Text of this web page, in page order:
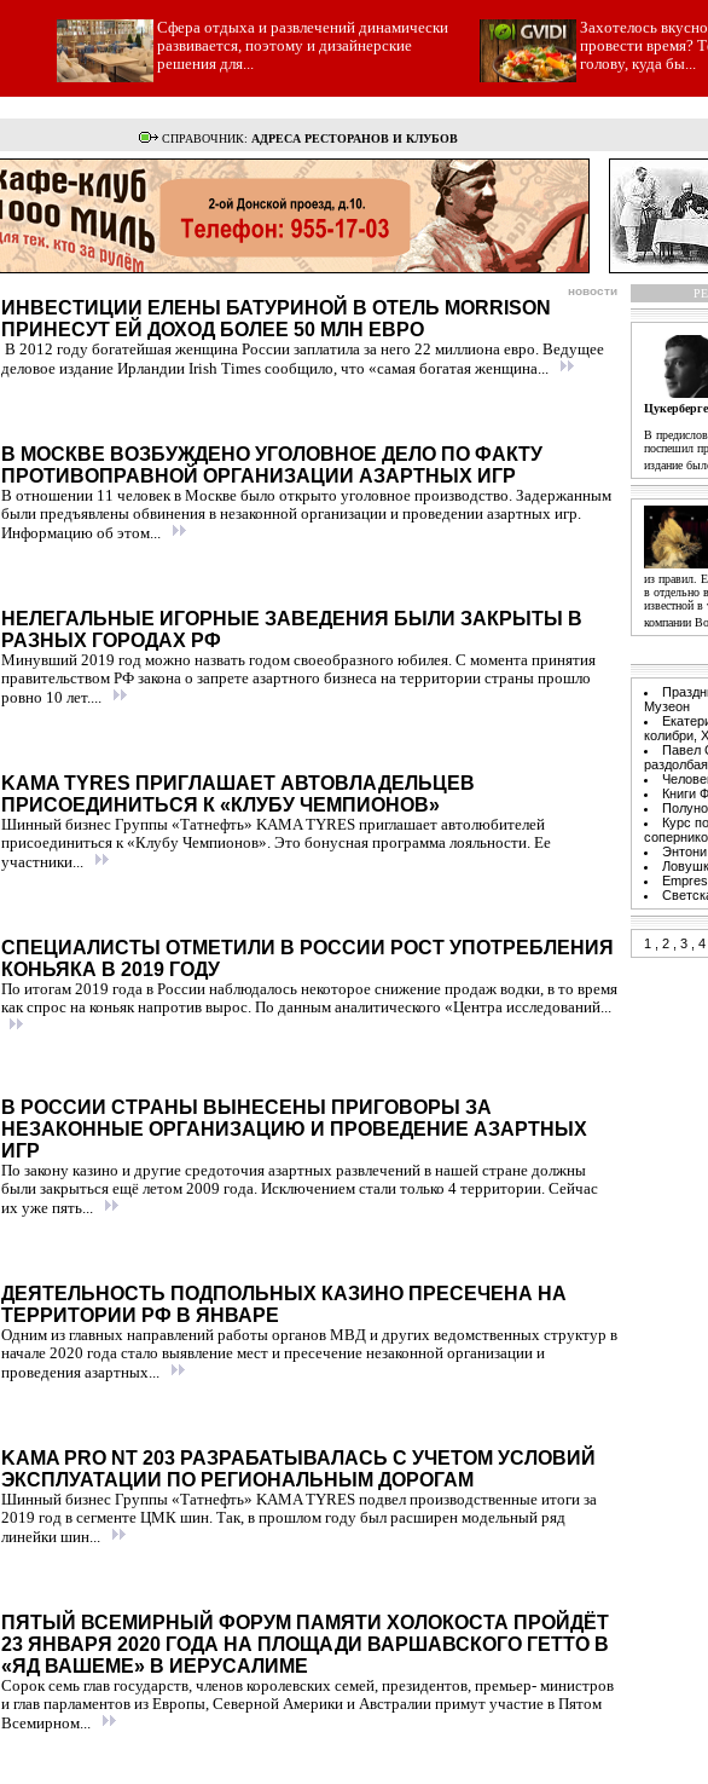
Cфера отдыха и развлечений динамически
развивается, поэтому и дизайнерские
решения для...
Захотелось
провести время?
голову, куда бы...
СПРАВОЧНИК: АДРЕСА РЕСТОРАНОВ И КЛУБОВ
новости
ИНВЕСТИЦИИ ЕЛЕНЫ БАТУРИНОЙ В ОТЕЛЬ MORRISON
ПРИНЕСУТ ЕЙ ДОХОД БОЛЕЕ 50 МЛН ЕВРО
В 2012 году богатейшая женщина России заплатила за него 22 миллиона евро. Ведущее
деловое издание Ирландии Irish Times сообщило, что «самая богатая женщина...
В МОСКВЕ ВОЗБУЖДЕНО УГОЛОВНОЕ ДЕЛО ПО ФАКТУ
ПРОТИВОПРАВНОЙ ОРГАНИЗАЦИИ АЗАРТНЫХ ИГР
В отношении 11 человек в Москве было открыто уголовное производство. Задержанным
были предъявлены обвинения в незаконной организации и проведении азартных игр.
Информацию об этом...
НЕЛЕГАЛЬНЫЕ ИГОРНЫЕ ЗАВЕДЕНИЯ БЫЛИ ЗАКРЫТЫ В
РАЗНЫХ ГОРОДАХ РФ
Минувший 2019 год можно назвать годом своеобразного юбилея. С момента принятия
правительством РФ закона о запрете азартного бизнеса на территории страны прошло
ровно 10 лет....
KAMA TYRES ПРИГЛАШАЕТ АВТОВЛАДЕЛЬЦЕВ
ПРИСОЕДИНИТЬСЯ К «КЛУБУ ЧЕМПИОНОВ»
Шинный бизнес Группы «Татнефть» KAMA TYRES приглашает автолюбителей
присоединиться к «Клубу Чемпионов». Это бонусная программа лояльности. Ее
участники...
СПЕЦИАЛИСТЫ ОТМЕТИЛИ В РОССИИ РОСТ УПОТРЕБЛЕНИЯ
КОНЬЯКА В 2019 ГОДУ
По итогам 2019 года в России наблюдалось некоторое снижение продаж водки, в то время
как спрос на коньяк напротив вырос. По данным аналитического «Центра исследований...
В РОССИИ СТРАНЫ ВЫНЕСЕНЫ ПРИГОВОРЫ ЗА
НЕЗАКОННЫЕ ОРГАНИЗАЦИЮ И ПРОВЕДЕНИЕ АЗАРТНЫХ
ИГР
По закону казино и другие средоточия азартных развлечений в нашей стране должны
были закрыться ещё летом 2009 года. Исключением стали только 4 территории. Сейчас
их уже пять...
ДЕЯТЕЛЬНОСТЬ ПОДПОЛЬНЫХ КАЗИНО ПРЕСЕЧЕНА НА
ТЕРРИТОРИИ РФ В ЯНВАРЕ
Одним из главных направлений работы органов МВД и других ведомственных структур в
начале 2020 года стало выявление мест и пресечение незаконной организации и
проведения азартных...
KAMA PRO NT 203 РАЗРАБАТЫВАЛАСЬ С УЧЕТОМ УСЛОВИЙ
ЭКСПЛУАТАЦИИ ПО РЕГИОНАЛЬНЫМ ДОРОГАМ
Шинный бизнес Группы «Татнефть» KAMA TYRES подвел производственные итоги за
2019 год в сегменте ЦМК шин. Так, в прошлом году был расширен модельный ряд
линейки шин...
ПЯТЫЙ ВСЕМИРНЫЙ ФОРУМ ПАМЯТИ ХОЛОКОСТА ПРОЙДЁТ
23 ЯНВАРЯ 2020 ГОДА НА ПЛОЩАДИ ВАРШАВСКОГО ГЕТТО В
«ЯД ВАШЕМЕ» В ИЕРУСАЛИМЕ
Сорок семь глав государств, членов королевских семей, президентов, премьер- министров
и глав парламентов из Европы, Северной Америки и Австралии примут участие в Пятом
Всемирном...
Цукерберге
В
поспешил
издание
из правил.
в отдельно
известной в
компании
Музеон
колибри,
Павел
Книги
Курс
1 2 3 4